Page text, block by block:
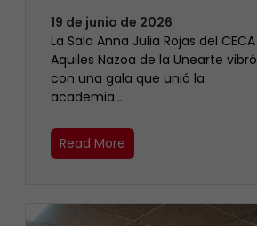
19 de junio de 2026
La Sala Anna Julia Rojas del CECA
Aquiles Nazoa de la Unearte vibró
con una gala que unió la
academia…
Read More